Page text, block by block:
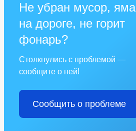
Не убран мусор, яма
на дороге, не горит
фонарь?
Столкнулись с проблемой —
сообщите о ней!
Сообщить о проблеме